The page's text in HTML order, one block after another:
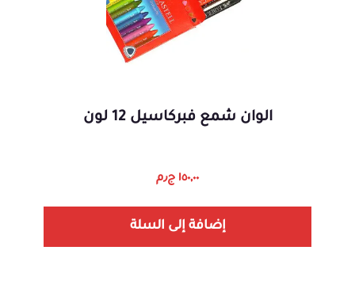
الوان شمع فبركاسيل 12 لون
١٥٠,٠٠ ج٫م
إضافة إلى السلة